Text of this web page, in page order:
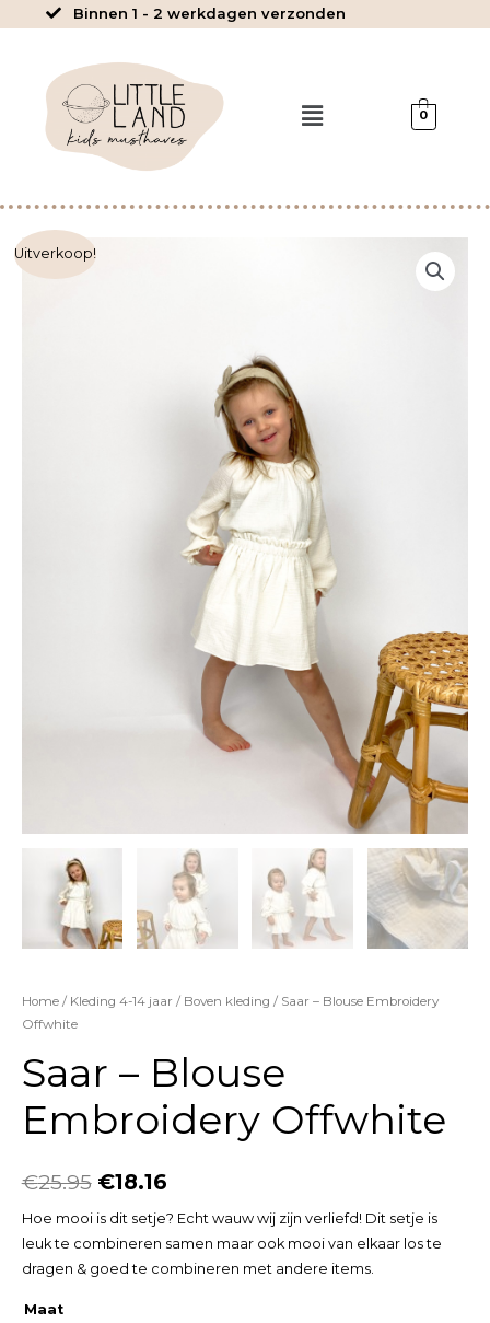
inhoud
Binnen 1 - 2 werkdagen verzonden
Menu 0
Uitverkoop!
Home/ Kleding 4-14 jaar/ Boven kleding / Saar – Blouse Embroidery
Offwhite
Saar – Blouse
Embroidery Offwhite
€25.95 €18.16
Hoe mooi is dit setje? Echt wauw wij zijn verliefd! Dit setje is
leuk te combineren samen maar ook mooi van elkaar los te
dragen & goed te combineren met andere items.
Maat
Saar